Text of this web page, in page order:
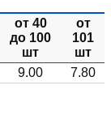
от 40
до 100
шт
от
101
шт
9.00 7.80